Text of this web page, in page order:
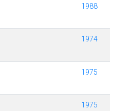
1988
1974
1975
1975